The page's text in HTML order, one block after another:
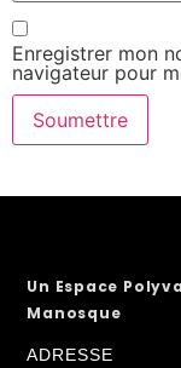
Enregistrer mon
navigateur pour
Un Espace
Manosque
ADRESSE